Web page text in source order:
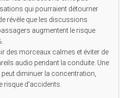
qui pourraient détourner
révèle que les discussions
augmentent le risque
des morceaux calmes et éviter de
audio pendant la conduite. Une
diminuer la concentration,
risque d’accidents.